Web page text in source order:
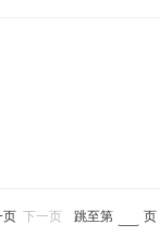
页 下一页 跳至第 页